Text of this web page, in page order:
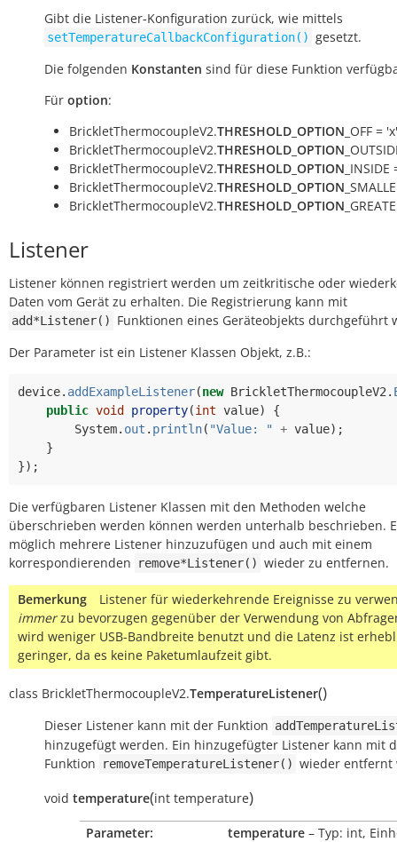
Gibt die Listener-Konfiguration zurück, wie mittels
setTemperatureCallbackConfiguration() gesetzt.
Die folgenden Konstanten sind für diese Funktion
Für option:
BrickletThermocoupleV2.THRESHOLD_OPTION _OFF = 'x'
BrickletThermocoupleV2.THRESHOLD_OPTION
BrickletThermocoupleV2.THRESHOLD_OPTION _INSIDE
BrickletThermocoupleV2.THRESHOLD_OPTION
BrickletThermocoupleV2.THRESHOLD_OPTION
Listener
Listener können registriert werden um zeitkritische oder
Daten vom Gerät zu erhalten. Die Registrierung kann mit
add*Listener()
Funktionen eines Geräteobjekts durchgeführt
Der Parameter ist ein Listener Klassen Objekt, z.B.:
device. addExampleListener(new BrickletThermocoupleV2 .
public void property(int value)
{
System. out . println( "Value: " + value);
}
});
Die verfügbaren Listener Klassen mit den Methoden welche
überschrieben werden können werden unterhalb beschrieben.
möglich mehrere Listener hinzuzufügen und auch mit einem
korrespondierenden
remove*Listener() wieder zu entfernen.
Bemerkung
Listener für wiederkehrende Ereignisse zu
immerzu bevorzugen gegenüber der Verwendung von
wird weniger USB-Bandbreite benutzt und die Latenz ist
geringer, da es keine Paketumlaufzeit gibt.
class BrickletThermocoupleV2.TemperatureListener()
Dieser Listener kann mit der Funktion
hinzugefügt werden. Ein hinzugefügter Listener kann mit
Funktion
removeTemperatureListener() wieder entfernt
void temperature(int temperature)
Parameter: temperature – Typ: int,